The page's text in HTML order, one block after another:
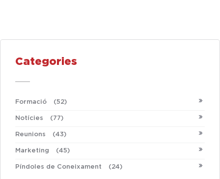
Categories
Formació (52)
Notícies (77)
Reunions (43)
Marketing (45)
Píndoles de Coneixament (24)